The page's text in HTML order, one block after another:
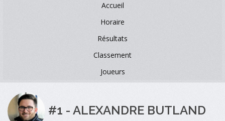
Accueil
Horaire
Résultats
Classement
Joueurs
#1 - ALEXANDRE BUTLAND